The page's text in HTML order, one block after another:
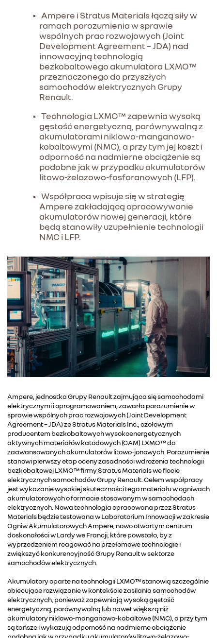
Ampere i Stratus Materials łączą siły w
ramach porozumienia w sprawie
wspólnych prac rozwojowych (Joint
Development Agreement – JDA) nad
innowacyjną technologią
bezkobaltowego akumulatora LXMO™
przeznaczonego do przyszłych
samochodów elektrycznych Grupy
Renault.
Technologia LXMO™ zapewnia wysoką
gęstość energetyczną, porównywalną z
akumulatorami niklowo-manganowo-
kobaltowymi (NMC), a przy tym jej koszt i
odporność na nadmierne obciążenie są
podobne jak w przypadku akumulatorów
litowo-żelazowo-fosforanowych (LFP).
Współpraca wpisuje się w strategię
Ampere zakładającą opracowywanie
akumulatorów nowej generacji, które
będą stanowiły uzupełnienie technologii
NMC i LFP.
Ampere, jednostka Grupy Renault zajmująca się samochodami
elektrycznymi i oprogramowaniem, zawarła porozumienie w
sprawie wspólnych prac rozwojowych (Joint Development
Agreement – JDA) ze Stratus Materials Inc., czołowym
producentem bezkobaltowych wysokoenergetycznych
aktywnych materiałów katodowych (CAM) LXMO™ do
zaawansowanych akumulatorów litowo-jonowych. Porozumienie
stanowi pierwszy etap oceny zasadności wdrożenia technologii
bezkobaltowej LXMO™ firmy Stratus Materials we flocie
elektrycznych samochodów Grupy Renault. Celem współpracy
jest wykazanie wysokiej skuteczności tego materiału w ogniwach
akumulatorowych o formacie stosowanym w samochodach
elektrycznych. Nowa technologia opracowana przez Stratus
Materials będzie testowana w Laboratorium Innowacji w zakresie
Ogniw Akumulatorowych Ampere, nowo otwartym centrum
doskonałości w Lardy we Francji, które powstało, by z
wyprzedzeniem reagować na przełomowe technologie i
zwiększyć konkurencyjność Grupy Renault w sektorze
samochodów elektrycznych.
Akumulatory oparte na technologii LXMO™ stanowią szczególnie
obiecujące rozwiązanie w kontekście zasilania samochodów
elektrycznych, ponieważ zapewniają wysoką gęstość
energetyczną, porównywalną lub nawet większą niż
akumulatory niklowo-manganowo-kobaltowe (NMC), a przy tym
są tańsze i wykazują odporność na nadmierne obciążenie
podobną jak w przypadku akumulatorów litowo-żelazowo-